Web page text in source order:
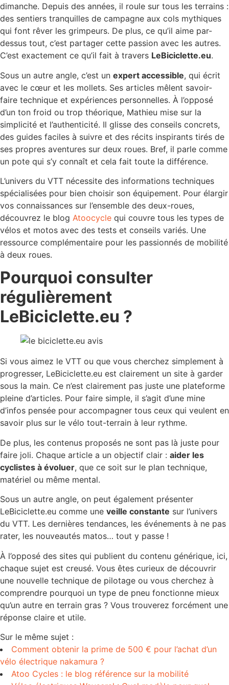
dimanche. Depuis des années, il roule sur tous les terrains :
des sentiers tranquilles de campagne aux cols mythiques
qui font rêver les grimpeurs. De plus, ce qu’il aime par-
dessus tout, c’est partager cette passion avec les autres.
C’est exactement ce qu’il fait à travers LeBiciclette.eu.
Sous un autre angle, c’est un expert accessible, qui écrit
avec le cœur et les mollets. Ses articles mêlent savoir-
faire technique et expériences personnelles. À l’opposé
d’un ton froid ou trop théorique, Mathieu mise sur la
simplicité et l’authenticité. Il glisse des conseils concrets,
des guides faciles à suivre et des récits inspirants tirés de
ses propres aventures sur deux roues. Bref, il parle comme
un pote qui s’y connaît et cela fait toute la différence.
L’univers du VTT nécessite des informations techniques
spécialisées pour bien choisir son équipement. Pour élargir
vos connaissances sur l’ensemble des deux-roues,
découvrez le blog Atoocycle qui couvre tous les types de
vélos et motos avec des tests et conseils variés. Une
ressource complémentaire pour les passionnés de mobilité
à deux roues.
Pourquoi consulter
régulièrement
LeBiciclette.eu ?
Si vous aimez le VTT ou que vous cherchez simplement à
progresser, LeBiciclette.eu est clairement un site à garder
sous la main. Ce n’est clairement pas juste une plateforme
pleine d’articles. Pour faire simple, il s’agit d’une mine
d’infos pensée pour accompagner tous ceux qui veulent en
savoir plus sur le vélo tout-terrain à leur rythme.
De plus, les contenus proposés ne sont pas là juste pour
faire joli. Chaque article a un objectif clair : aider les
cyclistes à évoluer, que ce soit sur le plan technique,
matériel ou même mental.
Sous un autre angle, on peut également présenter
LeBiciclette.eu comme une veille constante sur l’univers
du VTT. Les dernières tendances, les événements à ne pas
rater, les nouveautés matos… tout y passe !
À l’opposé des sites qui publient du contenu générique, ici,
chaque sujet est creusé. Vous êtes curieux de découvrir
une nouvelle technique de pilotage ou vous cherchez à
comprendre pourquoi un type de pneu fonctionne mieux
qu’un autre en terrain gras ? Vous trouverez forcément une
réponse claire et utile.
Sur le même sujet :
Comment obtenir la prime de 500 € pour l’achat d’un
vélo électrique nakamura ?
Atoo Cycles : le blog référence sur la mobilité